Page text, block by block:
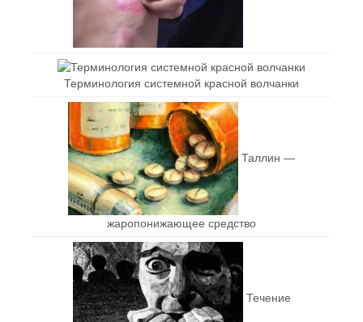
Терминология системной красной волчанки
Таллин —
жаропонижающее средство
Течение